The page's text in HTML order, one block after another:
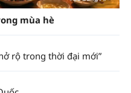
mùa hè
rộ trong thời đại mới”